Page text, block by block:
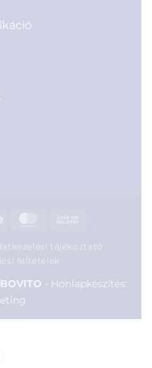
Stripe MasterCard
Delivery
tájékoztató
feltételek
BOVITO - Honlapkészítés: